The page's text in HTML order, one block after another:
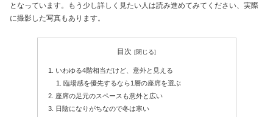
となっています。もう少し詳しく見たい人は読み進めてみてください、実際
に撮影した写真もあります。
目次
いわゆる4階相当だけど、意外と見える
臨場感を優先するなら1層の座席を選ぶ
座席の足元のスペースも意外と広い
日陰になりがちなので冬は寒い